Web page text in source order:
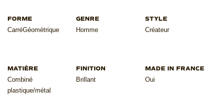
CarréGéométrique Homme Créateur
Combiné
plastique/métal
Brillant Oui